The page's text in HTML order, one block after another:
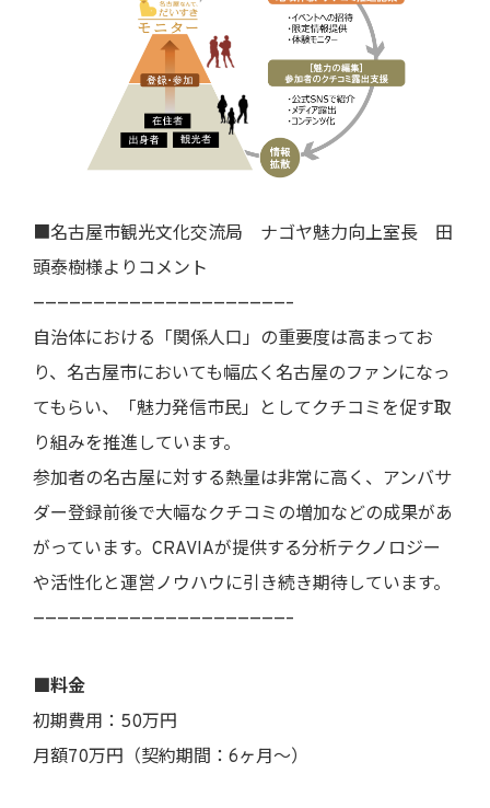
■名古屋市観光文化交流局 ナゴヤ魅力向上室長 田
頭泰樹様よりコメント
—————————————————————–
自治体における「関係人口」の重要度は高まってお
り、名古屋市においても幅広く名古屋のファンになっ
てもらい、「魅力発信市民」としてクチコミを促す取
り組みを推進しています。
参加者の名古屋に対する熱量は非常に高く、アンバサ
ダー登録前後で大幅なクチコミの増加などの成果があ
がっています。CRAVIAが提供する分析テクノロジー
や活性化と運営ノウハウに引き続き期待しています。
—————————————————————–
■料金
初期費用：50万円
月額70万円（契約期間：6ヶ月～）